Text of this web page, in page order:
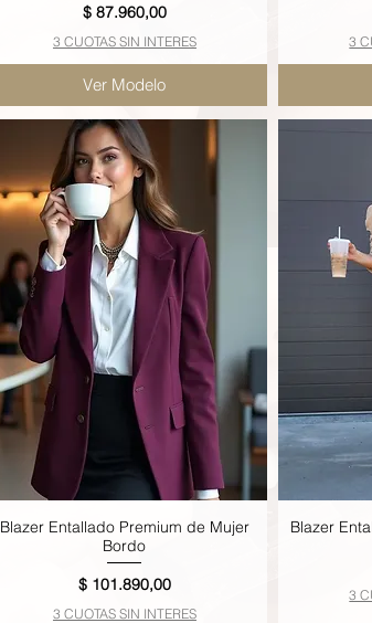
Precio
$ 87.960,00
3 CUOTAS SIN INTERES
Ver Modelo
3
Vista rápida
Blazer Entallado Premium de Mujer
Bordo
Precio
$ 101.890,00
3 CUOTAS SIN INTERES
Blazer
3